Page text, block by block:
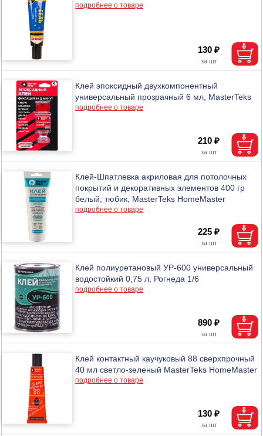
подробнее о товаре
130 ₽
Клей эпоксидный двухкомпонентный
универсальный прозрачный 6 мл, MasterTeks
подробнее о товаре
210 ₽
Клей-Шпатлевка акриловая для потолочных
покрытий и декоративных элементов 400 гр
белый, тюбик, MasterTeks HomeMaster
подробнее о товаре
225 ₽
Клей полиуретановый УР-600 универсальный
водостойкий 0,75 л, Рогнеда 1/6
подробнее о товаре
890 ₽
Клей контактный каучуковый 88 сверхпрочный
40 мл светло-зеленый MasterTeks HomeMaster
подробнее о товаре
130 ₽